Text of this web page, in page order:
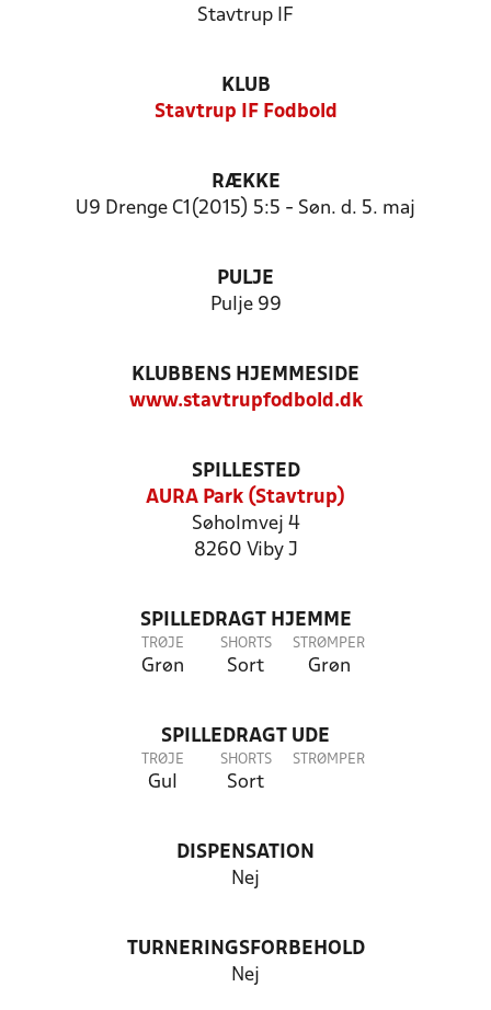
Stavtrup IF
KLUB
Stavtrup IF Fodbold
RÆKKE
U9 Drenge C1(2015) 5:5 - Søn. d. 5. maj
PULJE
Pulje 99
KLUBBENS HJEMMESIDE
www.stavtrupfodbold.dk
SPILLESTED
AURA Park (Stavtrup)
Søholmvej 4
8260 Viby J
SPILLEDRAGT HJEMME
TRØJE
Grøn
SHORTS
Sort
STRØMPER
Grøn
SPILLEDRAGT UDE
TRØJE
Gul
SHORTS
Sort
STRØMPER
DISPENSATION
Nej
TURNERINGSFORBEHOLD
Nej